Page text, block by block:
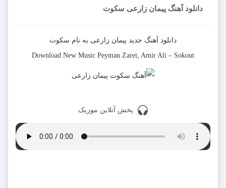
دانلود آهنگ پیمان زارعی سکوت
دانلود آهنگ جدید پیمان زارعی به نام سکوت
Download New Music Peyman Zarei, Amir Ali – Sokout
پخش آنلاین موزیک